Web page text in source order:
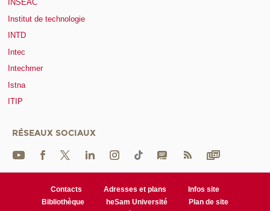
INSEAC
Institut de technologie
INTD
Intec
Intechmer
Istna
ITIP
RÉSEAUX SOCIAUX
Contacts Adresses et plans
Infos site
Bibliothèque
heSam Université
Plan de site